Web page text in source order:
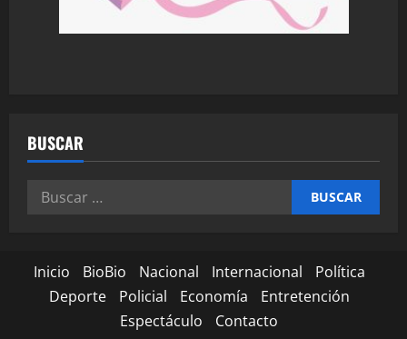
BUSCAR
Inicio BioBio Nacional Internacional
Política
Deporte
Policial Economía
Entretención
Espectáculo
Contacto